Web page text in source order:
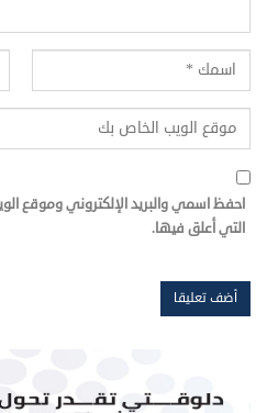
احفظ اسمي والبريد الإلكتروني وموقع
التي أعلق فيها.